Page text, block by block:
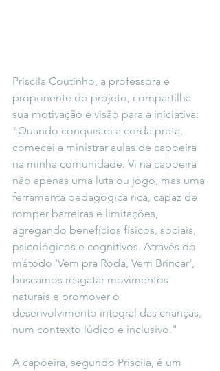
Priscila Coutinho, a professora e
proponente do projeto, compartilha
sua motivação e visão para a iniciativa:
"Quando conquistei a corda preta,
comecei a ministrar aulas de capoeira
na minha comunidade. Vi na capoeira
não apenas uma luta ou jogo, mas uma
ferramenta pedagógica rica, capaz de
romper barreiras e limitações,
agregando benefícios físicos, sociais,
psicológicos e cognitivos. Através do
método 'Vem pra Roda, Vem Brincar',
buscamos resgatar movimentos
naturais e promover o
desenvolvimento integral das crianças,
num contexto lúdico e inclusivo."
A capoeira, segundo Priscila, é um